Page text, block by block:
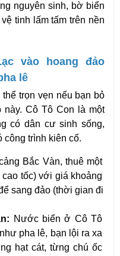
nguyên sinh, bờ biển
tinh lấm tấm trên nền
vào hoang đảo
lê
trọn vẹn nếu bạn bỏ
này. Cô Tô Con là một
có dân cư sinh sống,
công trình kiên cố.
Bắc Vàn, thuê một
tốc) với giá khoảng
sang đảo (thời gian đi
Nước biển ở Cô Tô
pha lê, bạn lội ra xa
hạt cát, từng chú ốc